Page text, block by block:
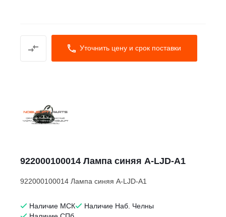
Уточнить цену и срок поставки
922000100014 Лампа синяя A-LJD-A1
922000100014 Лампа синяя A-LJD-A1
Наличие МСК
Наличие Наб. Челны